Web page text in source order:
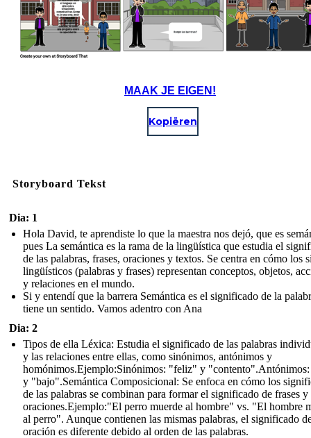
MAAK JE EIGEN!
Kopiëren
Storyboard Tekst
Dia: 1
Hola David, te aprendiste lo que la maestra nos dejó, que es
pues La semántica es la rama de la lingüística que estudia el
de las palabras, frases, oraciones y textos. Se centra en cómo los
lingüísticos (palabras y frases) representan conceptos, objetos,
y relaciones en el mundo.
Si y entendí que la barrera Semántica es el significado de la
tiene un sentido. Vamos adentro con Ana
Dia: 2
Tipos de ella Léxica: Estudia el significado de las palabras
y las relaciones entre ellas, como sinónimos, antónimos y
homónimos.Ejemplo:Sinónimos: "feliz" y
y "bajo".Semántica Composicional: Se enfoca en cómo los
de las palabras se combinan para formar el significado de frases y
oraciones.Ejemplo:"El perro muerde al hombre" vs. "El hombre
al perro". Aunque contienen las mismas palabras, el significado
oración es diferente debido al orden de las palabras.